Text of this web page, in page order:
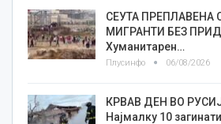
СЕУТА ПРЕПЛАВЕНА
МИГРАНТИ БЕЗ
Хуманитарен…
Плусинфо 06/08/2026
КРВАВ ДЕН ВО
Најмалку 10